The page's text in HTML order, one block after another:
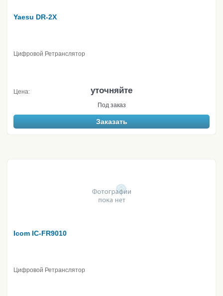
Yaesu DR-2X
Цифровой Ретранслятор
Цена: уточняйте
Под заказ
Заказать
Icom IC-FR9010
Цифровой Ретранслятор